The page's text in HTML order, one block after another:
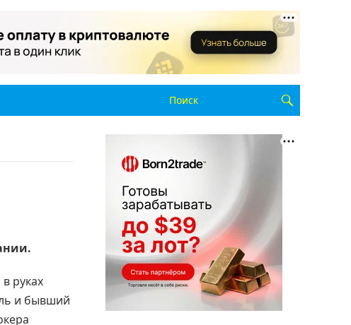
руках
и бывший